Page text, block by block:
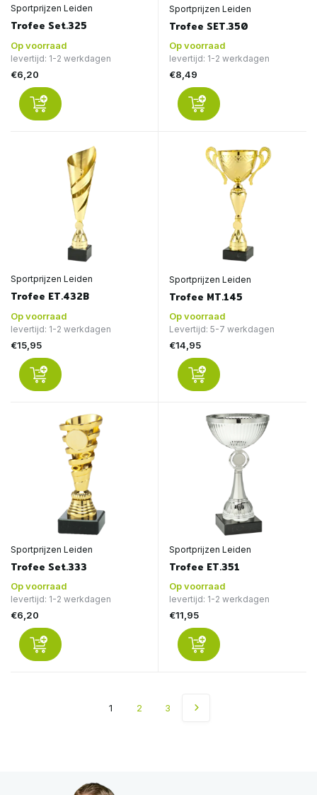
Sportprijzen Leiden
Trofee Set.325
Op voorraad
levertijd: 1-2 werkdagen
€6,20
Sportprijzen Leiden
Trofee SET.350
Op voorraad
levertijd: 1-2 werkdagen
€8,49
Sportprijzen Leiden
Trofee ET.432B
Op voorraad
levertijd: 1-2 werkdagen
€15,95
Sportprijzen Leiden
Trofee MT.145
Op voorraad
Levertijd: 5-7 werkdagen
€14,95
Sportprijzen Leiden
Trofee Set.333
Op voorraad
levertijd: 1-2 werkdagen
€6,20
Sportprijzen Leiden
Trofee ET.351
Op voorraad
levertijd: 1-2 werkdagen
€11,95
1 2 3